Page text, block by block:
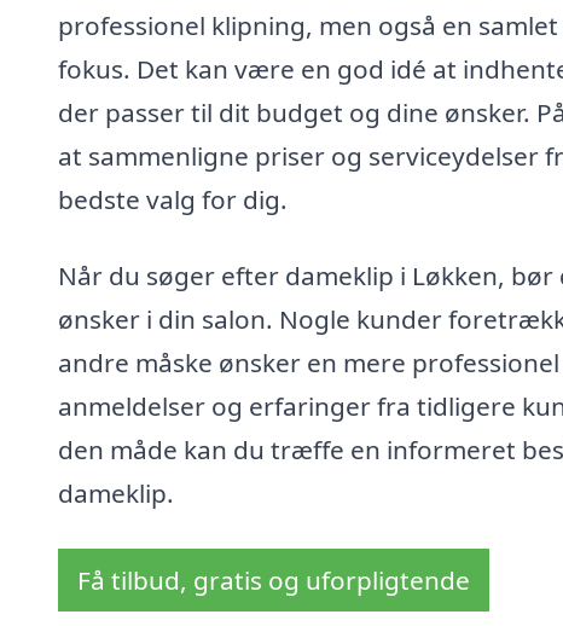
professionel klipning, men også en
fokus. Det kan være en god idé at
der passer til dit budget og dine ønsker.
at sammenligne priser og serviceydelser
bedste valg for dig.
Når du søger efter dameklip i Løkken,
ønsker i din salon. Nogle kunder
andre måske ønsker en mere
anmeldelser og erfaringer fra tidligere
den måde kan du træffe en informeret
dameklip.
Få tilbud, gratis og uforpligtende